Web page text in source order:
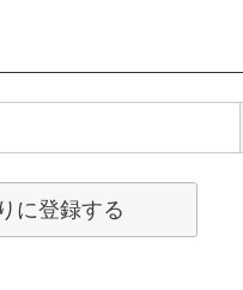
に登録する